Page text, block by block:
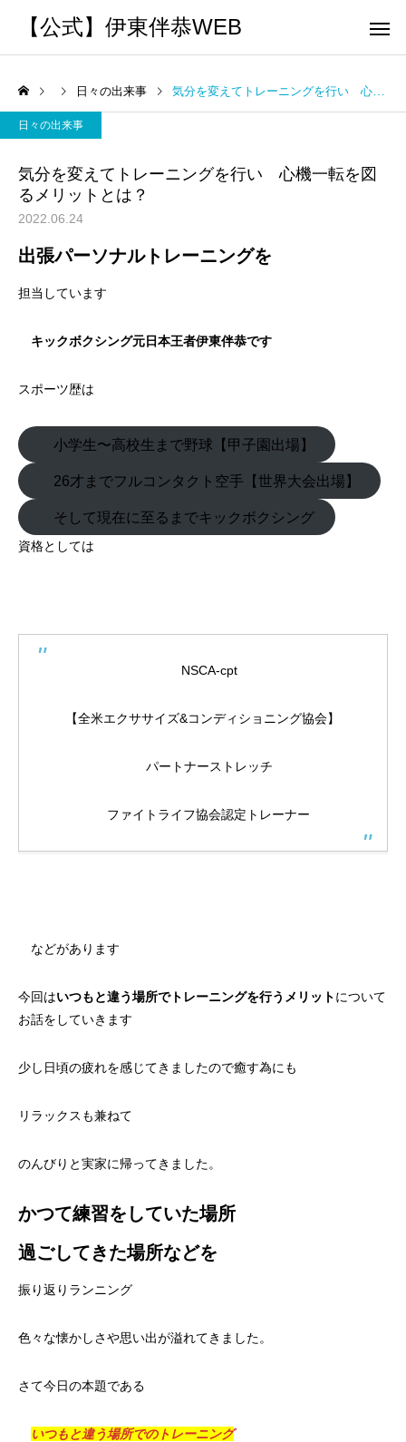
【公式】伊東伴恭WEB
ング
痩せますか？｜元日本王者
で答えます
日々の出来事 気分を変えてトレーニングを行い 心機一転を図るメリットとは？
日々の出来事
気分を変えてトレーニングを行い 心機一転を図
るメリットとは？
2022.06.24
出張パーソナルトレーニングを
担当しています
キックボクシング元日本王者伊東伴恭です
スポーツ歴は
小学生〜高校生まで野球【甲子園出場】
26才までフルコンタクト空手【世界大会出場】
そして現在に至るまでキックボクシング
資格としては
NSCA-cpt
【全米エクササイズ&コンディショニング協会】
パートナーストレッチ
ファイトライフ協会認定トレーナー
などがあります
今回はいつもと違う場所でトレーニングを行うメリットについて
お話をしていきます
少し日頃の疲れを感じてきましたので癒す為にも
リラックスも兼ねて
のんびりと実家に帰ってきました。
かつて練習をしていた場所
過ごしてきた場所などを
振り返りランニング
色々な懐かしさや思い出が溢れてきました。
さて今日の本題である
いつもと違う場所でのトレーニング